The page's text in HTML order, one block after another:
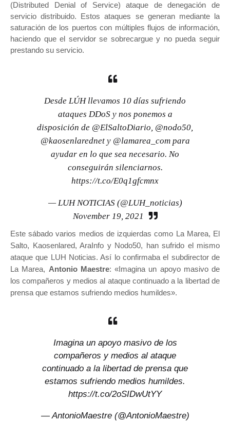
(Distributed Denial of Service) ataque de denegación de
servicio distribuido. Estos ataques se generan mediante la
saturación de los puertos con múltiples flujos de información,
haciendo que el servidor se sobrecargue y no pueda seguir
prestando su servicio.
Desde LÚH llevamos 10 días sufriendo
ataques DDoS y nos ponemos a
disposición de @ElSaltoDiario, @nodo50,
@kaosenlarednety @lamarea_compara
ayudar en lo que sea necesario. No
conseguirán silenciarnos.
https://t.co/E0q1gfcmnx
— LUH NOTICIAS (@LUH_noticias)
November 19, 2021
Este sábado varios medios de izquierdas como La Marea, El
Salto, Kaosenlared, AraInfo y Nodo50, han sufrido el mismo
ataque que LUH Noticias. Así lo confirmaba el subdirector de
La Marea, Antonio Maestre: «Imagina un apoyo masivo de
los compañeros y medios al ataque continuado a la libertad de
prensa que estamos sufriendo medios humildes».
Imagina un apoyo masivo de los
compañeros y medios al ataque
continuado a la libertad de prensa que
estamos sufriendo medios humildes.
https://t.co/2oSIDwUtYY
— AntonioMaestre (@AntonioMaestre)